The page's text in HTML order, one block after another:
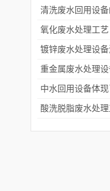
中水回用设备体